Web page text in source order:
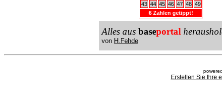
43 44 45 46 47 48 49
6 Zahlen getippt!
Alles aus baseportal
von H.Fehde
Erstellen Sie Ihre